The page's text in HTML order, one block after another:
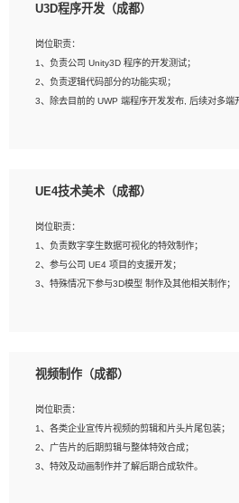
U3D程序开发（成都）
岗位职责：
1、负责公司 Unity3D 程序的开发测试；
2、负责逻辑代码部分的功能实现；
3、除去目前的 UWP 端程序开发发布, 后续对多端
2、熟练掌握 Unity3D 程序开发，精通 C# 语言开发
4、有良好的沟通能力和团队合作意识；
5、开发过 HoloLens 程序者优先。
UE4技术美术（成都）
岗位职责：
1、负责数字孪生数据可视化的特效制作；
2、参与公司 UE4 项目的支援开发；
3、特殊情况下参与3D模型 制作及其他相关制作；
上；
3、想象力丰富, 有一定的艺术审美深度；
4、有良好的场景特效搭建功底；
5、熟悉 3Ds Max 或者 Maya；
6、有良好的沟通能力和团队合作意识；
视频制作（成都）
岗位职责：
1、各类企业宣传片视频的剪辑和片头片尾包装；
2、广告片的后期剪辑与整体特效合成；
3、特效及动画制作并了解后期合成软件。